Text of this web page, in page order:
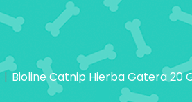
Bioline Catnip Hierba Gatera 20